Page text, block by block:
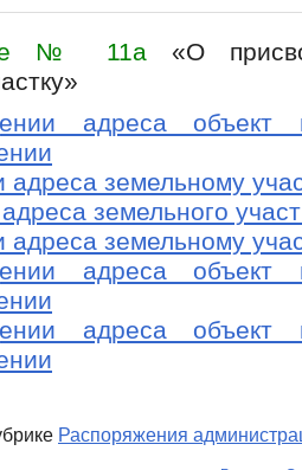
№ 11а«О
адреса объект
земельному
земельного
земельному
адреса объект
адреса объект
Распоряжения